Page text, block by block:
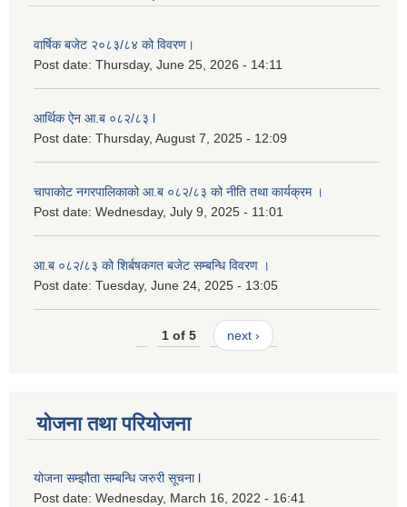
वार्षिक बजेट २०८३/८४ को विवरण।
Post date: Thursday, June 25, 2026 - 14:11
आर्थिक ऐन आ.ब ०८२/८३ l
Post date: Thursday, August 7, 2025 - 12:09
चापाकोट नगरपालिकाको आ.ब ०८२/८३ को नीति तथा कार्यक्रम ।
Post date: Wednesday, July 9, 2025 - 11:01
आ.ब ०८२/८३ को शिर्बषकगत बजेट सम्बन्धि विवरण ।
Post date: Tuesday, June 24, 2025 - 13:05
1 of 5 next ›
योजना तथा परियोजना
योजना सम्झौता सम्बन्धि जरुरी सूचना l
Post date: Wednesday, March 16, 2022 - 16:41